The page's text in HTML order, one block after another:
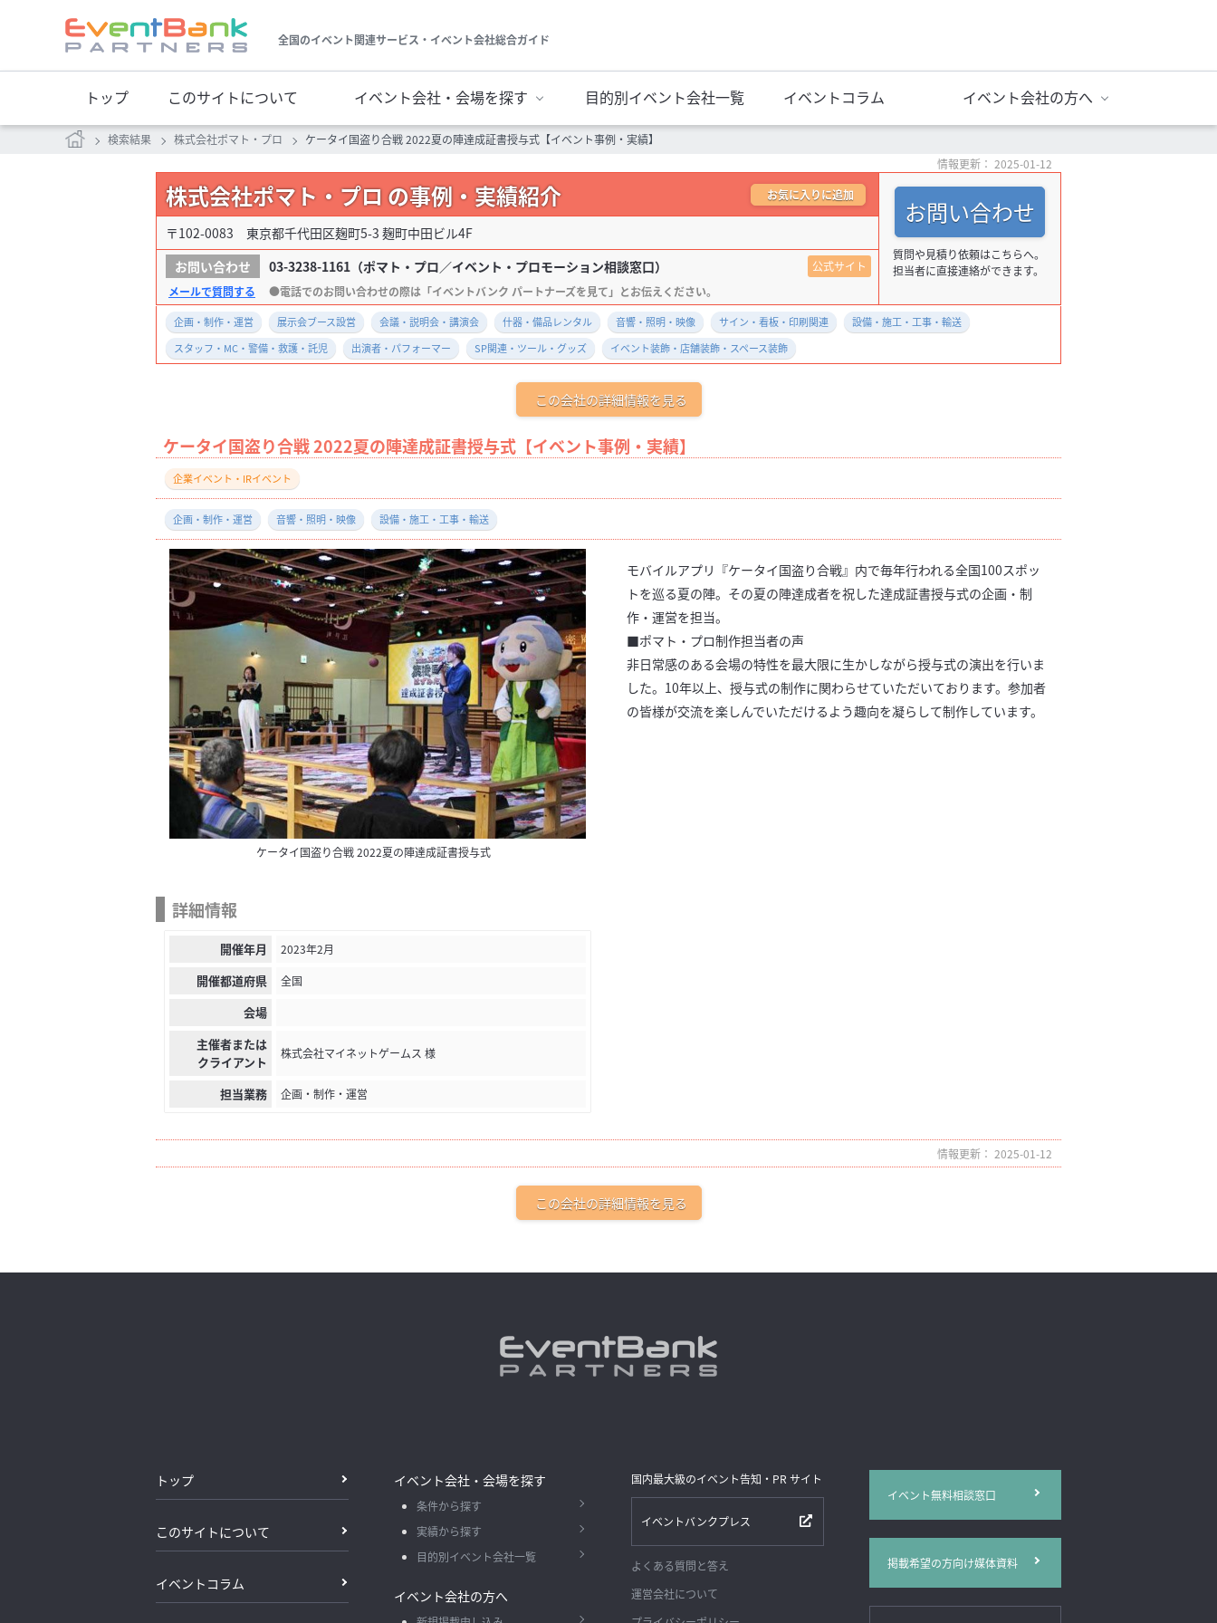
全国のイベント関連サービス・イベント会社総合ガイド
トップ このサイトについて イベント会社・会場を探す 目的別イベント会社一覧 イベントコラム イベント会社の方へ
検索結果 株式会社ポマト・プロ
ケータイ国盗り合戦 2022夏の陣達成証書授与式【イベント事例・実績】
情報更新： 2025-01-12
株式会社ポマト・プロ の事例・実績紹介 お気に入りに追加
〒102-0083 東京都千代田区麹町5-3 麹町中田ビル4F
03-3238-1161 （ポマト・プロ／イベント・プロモーション相談窓口）
メールで質問する
公式サイト
お問い合わせ
質問や見積り依頼はこちらへ。
担当者に直接連絡ができます。
企画・制作・運営 展示会ブース設営 会議・説明会・講演会 什器・備品レンタル 音響・照明・映像 サイン・看板・印刷関連
設備・施工・工事・輸送
スタッフ・MC・警備・救護・託児
出演者・パフォーマー SP関連・ツール・グッズ イベント装飾・店舗装飾・スペース装飾
この会社の詳細情報を見る
ケータイ国盗り合戦 2022夏の陣達成証書授与式【イベント事例・実績】
企業イベント・IRイベント
企画・制作・運営 音響・照明・映像 設備・施工・工事・輸送
ケータイ国盗り合戦 2022夏の陣達成証書授与式
モバイルアプリ『ケータイ国盗り合戦』内で毎年行われる全国100スポッ
トを巡る夏の陣。その夏の陣達成者を祝した達成証書授与式の企画・制
作・運営を担当。
■ポマト・プロ制作担当者の声
非日常感のある会場の特性を最大限に生かしながら授与式の演出を行いま
した。10年以上、授与式の制作に関わらせていただいております。参加者
の皆様が交流を楽しんでいただけるよう趣向を凝らして制作しています。
詳細情報
開催年月 2023年2月
開催都道府県 全国
会場
主催者または
クライアント
株式会社マイネットゲームス 様
担当業務 企画・制作・運営
情報更新： 2025-01-12
この会社の詳細情報を見る
トップ
このサイトについて
イベントコラム
イベント会社・会場を探す
条件から探す
実績から探す
目的別イベント会社一覧
イベント会社の方へ
国内最大級のイベント告知・PR サイト
イベントバンクプレス
よくある質問と答え
運営会社について
イベント無料相談窓口
掲載希望の方向け媒体資料